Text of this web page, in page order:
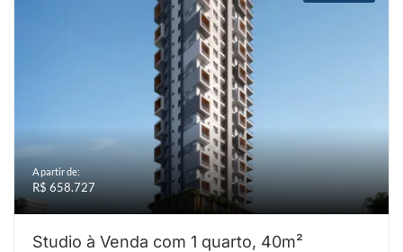
A partir de:
R$ 658.727
Studio à Venda com 1 quarto, 40m²